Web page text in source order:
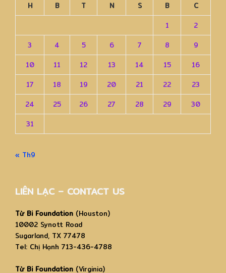
H B T N S B
C
1
2
3
4 5 6 7 8
9
10
11 12 13 14 15
16
17
18 19 20 21 22
23
24
25 26 27 28 29
30
31
« Th9
LIÊN LẠC – CONTACT US
Từ Bi Foundation (Houston)
10002 Synott Road
Sugarland, TX 77478
Tel: Chị Hạnh 713-436-4788
Từ Bi Foundation (Virginia)